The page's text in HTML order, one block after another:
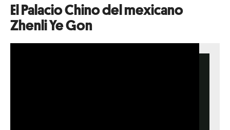
El Palacio Chino del mexicano
Zhenli Ye Gon